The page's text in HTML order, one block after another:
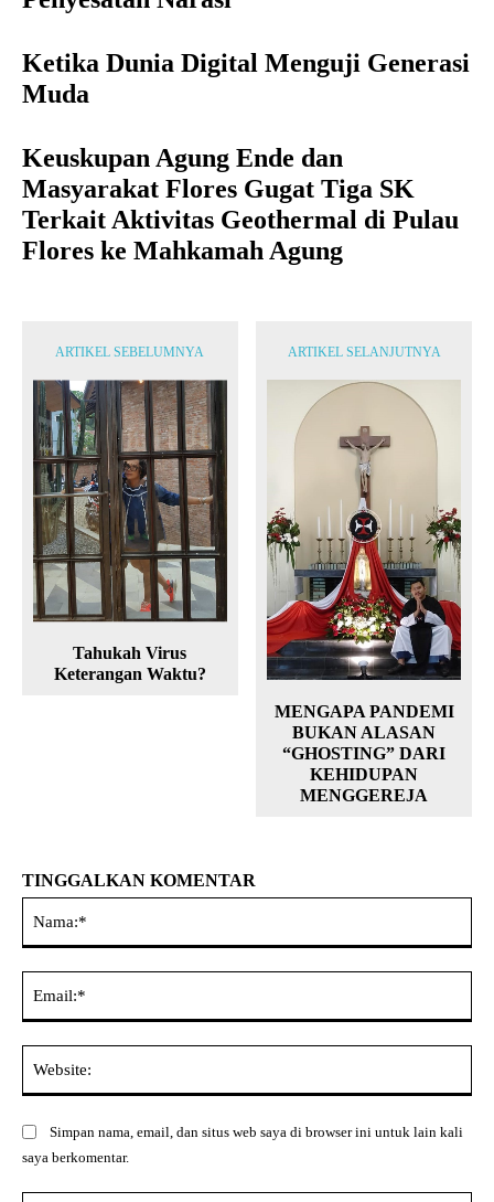
Ketika Dunia Digital Menguji Generasi
Muda
Keuskupan Agung Ende dan
Masyarakat Flores Gugat Tiga SK
Terkait Aktivitas Geothermal di Pulau
Flores ke Mahkamah Agung
ARTIKEL SEBELUMNYA
Tahukah Virus
Keterangan Waktu?
ARTIKEL SELANJUTNYA
MENGAPA PANDEMI
BUKAN ALASAN
“GHOSTING” DARI
KEHIDUPAN
MENGGEREJA
TINGGALKAN KOMENTAR
Simpan nama, email, dan situs web saya di browser ini untuk lain kali
saya berkomentar.